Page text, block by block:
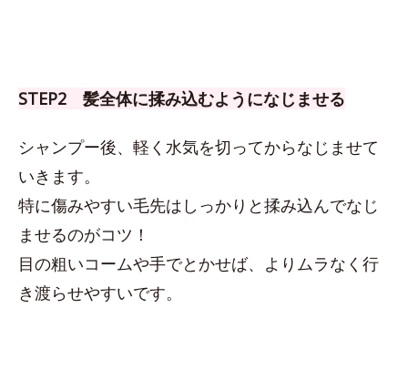
STEP2 髪全体に揉み込むようになじませる
シャンプー後、軽く水気を切ってからなじませて
いきます。
特に傷みやすい毛先はしっかりと揉み込んでなじ
ませるのがコツ！
目の粗いコームや手でとかせば、よりムラなく行
き渡らせやすいです。